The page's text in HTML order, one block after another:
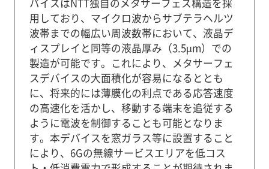
バイスはNTT独自のメタサーフェス構造を採
用しており、マイクロ波からサブテラヘルツ
波帯までの幅広い周波数帯において、液晶デ
ィスプレイと同等の液晶厚み（3.5µm）での
製造が可能です。これにより、メタサーフェ
スデバイスの大面積化が容易になるととも
に、将来的には薄膜化の利点である応答速度
の高速化を活かし、移動する端末を追従する
ように電波を制御することも可能となりま
す。本デバイスを窓ガラス等に設置すること
により、6Gの無線サービスエリアを低コス